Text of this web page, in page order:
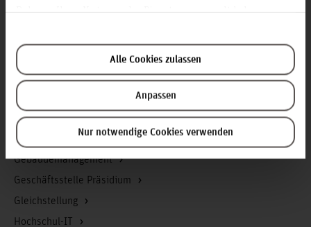
Alle Cookies zulassen
Anpassen
Nur notwendige Cookies verwenden
Campusmanagement
Datenschutz
Finanzmanagement
Forschung und Entwicklung
Gebäudemanagement
Geschäftsstelle Präsidium
Gleichstellung
Hochschul-IT